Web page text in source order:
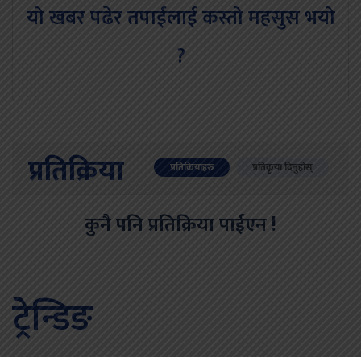
यो खबर पढेर तपाईलाई कस्तो महसुस भयो
?
प्रतिक्रिया प्रतिक्रियाहरु प्रतिकृया दिनुहोस्
कुनै पनि प्रतिक्रिया पाईएन !
ट्रेन्डिङ